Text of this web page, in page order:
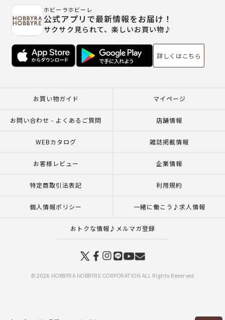
ホビーラホビーレ
公式アプリで最新情報をお届け！
サクサク見られて、楽しいお買い物♪
詳しくはこちら
お買い物ガイド マイページ
お問い合わせ - よくあるご質問 店舗情報
WEBカタログ 雑誌掲載情報
お客様レビュー 企業情報
特定商取引法表記 利用規約
個人情報ポリシー 一緒に働こう♪求人情報
おトクな情報♪メルマガ登録
© 2026 HOBBYRA HOBBYRE CORPORATION ALL Rights Reserved